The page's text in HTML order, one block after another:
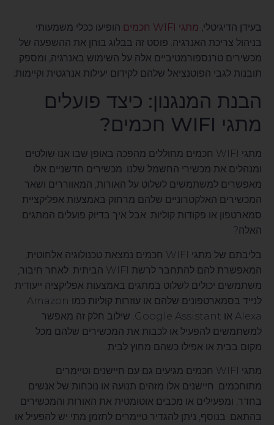
בעידן הדיגיטלי, מתגי WIFI חכמים
הופיעו ככלי משמעותי
בניהול צריכת האנרגיה. פוסט זה בבלוג בוחן את ההשפעה של
מכשירים טרנספורמטיביים אלה על השימוש באנרגיה, ומספק
תובנות לגבי הפוטנציאל שלהם לקידום יעילות אנרגטית וקיימות.
הבנת המנגנון: כיצד פועלים
מתגי WIFI חכמים?
מתגי WIFI חכמים מחוללים מהפכה באופן שבו אנו שולטים
ומנהלים את מכשירי החשמל שלנו. מכשירים חדשניים אלו
מאפשרים למשתמשים לשלוט על האורות, המאווררים ושאר
המכשירים האלקטרוניים שלהם מרחוק באמצעות אפליקציית
סמארטפון או פקודות קוליות. אבל איך בדיוק פועלים המתגים
האלה?
בליבתם של מתגי WIFI חכמים נמצאת טכנולוגיה אלחוטית,
המאפשרת להם להתחבר לרשת WIFI הביתית. לאחר חיבור,
משתמשים יכולים לשלוט במתגים באמצעות אפליקציה ייעודית
לנייד בסמארטפונים שלהם או עוזרות קוליות כמו Amazon
Alexa או Google Assistant. שילוב חלק זה מאפשר
למשתמשים להפעיל או לכבות את המכשירים שלהם מכל
מקום בבית או אפילו כשהם מחוץ לבית.
מתגי WIFI חכמים מגיעים גם עם חיישנים וטיימרים
מתוחכמים. חיישנים אלו מזהים תנועה או נוכחות של אנשים
בחדר, ומפעילים או מכבים אוטומטית את האורות והמכשירים
בהתאם. בנוסף, ניתן להגדיר טיימרים לתזמן מתי יש להפעיל או